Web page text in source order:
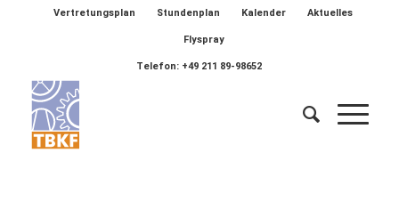
Vertretungsplan Stundenplan Kalender Aktuelles
Flyspray
Telefon: +49 211 89-98652